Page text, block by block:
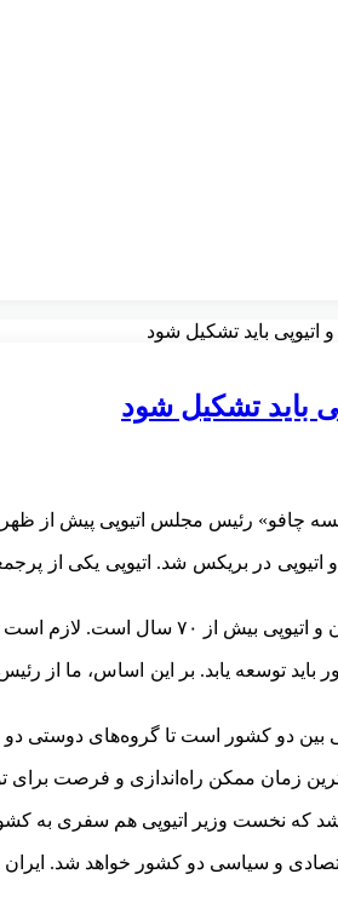
باید تشکیل شود
باید تشکیل شود
چافو» رئیس مجلس اتیوپی پیش از ظهر امروز (شنبه ۲۲ آذر ماه) و پس از دیدار
در بریکس شد. اتیوپی یکی از
بیش از پیش تقویت شود.
باید توسعه یابد. بر این اساس، ما از
دو کشور است تا گروه‌های دوستی دو
زمان ممکن راه‌اندازی و فرصت
که نخست وزیر اتیوپی هم سفری به
و سیاسی دو کشور خواهد شد.